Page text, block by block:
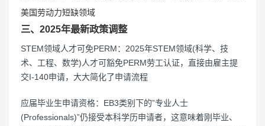
美国劳动力短缺领域
三、2025年最新政策调整
‌STEM领域人才可免PERM‌：2025年STEM领域(科学、技
术、工程、数学)人才可豁免PERM劳工认证，直接由雇主提
交I-140申请，大大简化了申请流程
‌应届毕业生申请资格‌：EB3类别下的”专业人士
(Professionals)”仍接受本科学历申请者，这意味着刚毕业、